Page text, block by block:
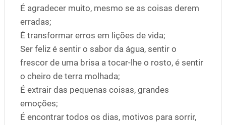
É agradecer muito, mesmo se as coisas derem
erradas;
É transformar erros em lições de vida;
Ser feliz é sentir o sabor da água, sentir o
frescor de uma brisa a tocar-lhe o rosto, é sentir
o cheiro de terra molhada;
É extrair das pequenas coisas, grandes
emoções;
É encontrar todos os dias, motivos para sorrir,